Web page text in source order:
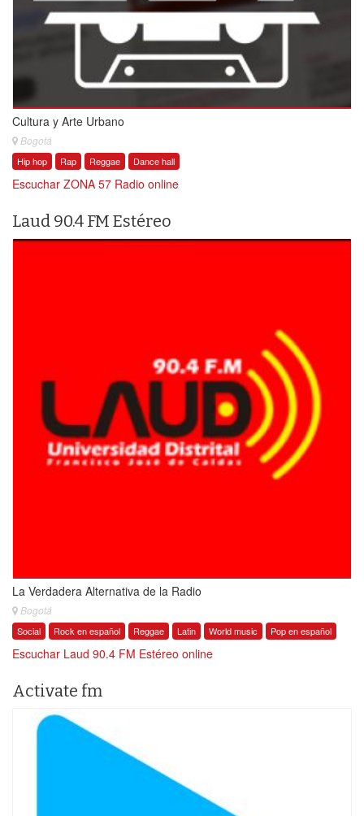
Cultura y Arte Urbano
Bogotá
Hip hop Rap Reggae Dance hall
Escuchar ZONA 57 Radio online
Laud 90.4 FM Estéreo
La Verdadera Alternativa de la Radio
Bogotá
Social Rock en español Reggae Latin World music Pop en español
Escuchar Laud 90.4 FM Estéreo online
Activate fm